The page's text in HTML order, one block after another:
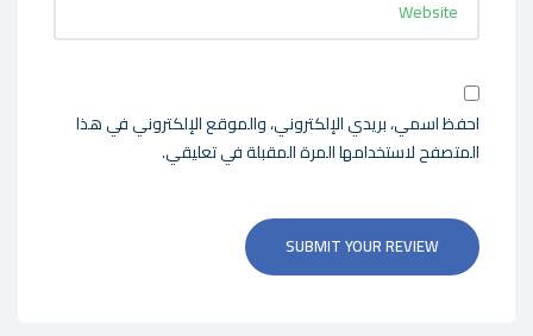
احفظ اسمي، بريدي الإلكتروني، والموقع الإلكتروني في هذا
المتصفح لاستخدامها المرة المقبلة في تعليقي.
SUBMIT YOUR REVIEW